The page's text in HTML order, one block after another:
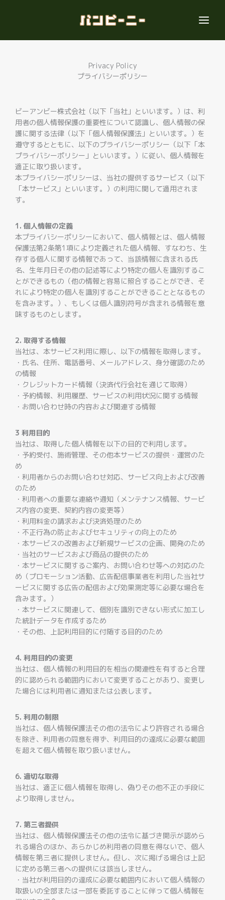
ス
Privacy Policy
プライバシーポリシー
ビーアンビー株式会社（以下「当社」といいます。）は、利
用者の個人情報保護の重要性について認識し、個人情報の保
護に関する法律（以下「個人情報保護法」といいます。）を
遵守するとともに、以下のプライバシーポリシー（以下「本
プライバシーポリシー」といいます。）に従い、個人情報を
適正に取り扱います。
本プライバシーポリシーは、当社の提供するサービス（以下
「本サービス」といいます。）の利用に関して適用されま
す。
1. 個人情報の定義
本プライバシーポリシーにおいて、個人情報とは、個人情報
保護法第2条第1項により定義された個人情報、すなわち、生
存する個人に関する情報であって、当該情報に含まれる氏
名、生年月日その他の記述等により特定の個人を識別するこ
とができるもの（他の情報と容易に照合することができ、そ
れにより特定の個人を識別することができることとなるもの
を含みます。）、もしくは個人識別符号が含まれる情報を意
味するものとします。
2. 取得する情報
当社は、本サービス利用に際し、以下の情報を取得します。
・氏名、住所、電話番号、メールアドレス、身分確認のため
の情報
・クレジットカード情報（決済代行会社を通じて取得）
・予約情報、利用履歴、サービスの利用状況に関する情報
・お問い合わせ時の内容および関連する情報
3 利用目的
当社は、取得した個人情報を以下の目的で利用します。
・予約受付、施術管理、その他本サービスの提供・運営のた
め
・利用者からのお問い合わせ対応、サービス向上および改善
のため
・利用者への重要な連絡や通知（メンテナンス情報、サービ
ス内容の変更、契約内容の変更等）
・利用料金の請求および決済処理のため
・不正行為の防止およびセキュリティの向上のため
・本サービスの改善および新規サービスの企画、開発のため
・当社のサービスおよび商品の提供のため
・本サービスに関するご案内、お問い合わせ等への対応のた
め（プロモーション活動、広告配信事業者を利用した当社サ
ービスに関する広告の配信および効果測定等に必要な場合を
含みます。）
・本サービスに関連して、個別を識別できない形式に加工し
た統計データを作成するため
・その他、上記利用目的に付随する目的のため
4. 利用目的の変更
当社は、個人情報の利用目的を相当の関連性を有すると合理
的に認められる範囲内において変更することがあり、変更し
た場合には利用者に通知または公表します。
5. 利用の制限
当社は、個人情報保護法その他の法令により許容される場合
を除き、利用者の同意を得ず、利用目的の達成に必要な範囲
を超えて個人情報を取り扱いません。
6. 適切な取得
当社は、適正に個人情報を取得し、偽りその他不正の手段に
より取得しません。
7. 第三者提供
当社は、個人情報保護法その他の法令に基づき開示が認めら
れる場合のほか、あらかじめ利用者の同意を得ないで、個人
情報を第三者に提供しません。但し、次に掲げる場合は上記
に定める第三者への提供には該当しません。
・当社が利用目的の達成に必要な範囲内において個人情報の
取扱いの全部または一部を委託することに伴って個人情報を